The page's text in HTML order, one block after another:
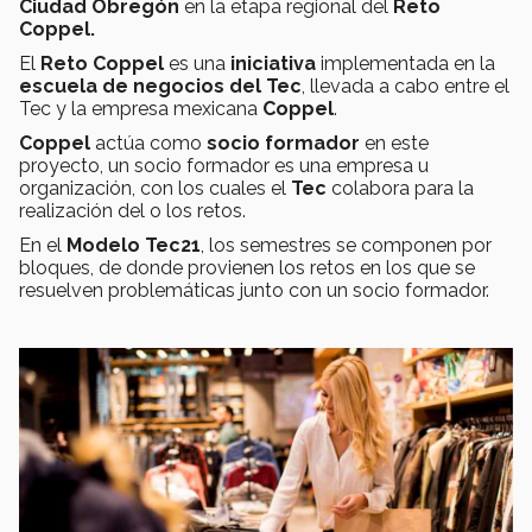
Ciudad Obregón en la etapa regional del Reto
Coppel.
El Reto Coppel es una iniciativa implementada en la
escuela de negocios del Tec , llevada a cabo entre el
Tec y la empresa mexicana Coppel.
Coppel actúa como socio formador en este
proyecto, un socio formador es una empresa u
organización, con los cuales el Tec colabora para la
realización del o los retos.
En el Modelo Tec21 , los semestres se componen por
bloques, de donde provienen los retos en los que se
resuelven problemáticas junto con un socio formador.